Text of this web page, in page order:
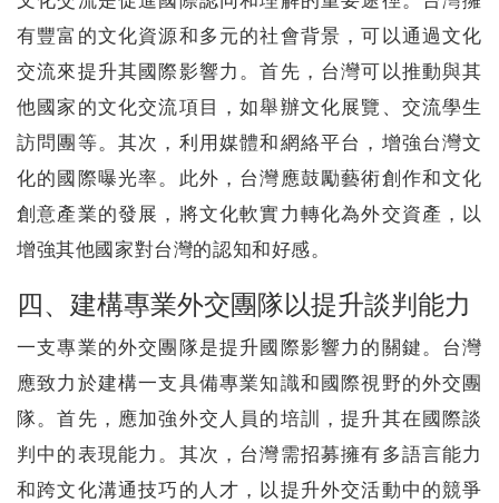
有豐富的文化資源和多元的社會背景，可以通過文化
交流來提升其國際影響力。首先，台灣可以推動與其
他國家的文化交流項目，如舉辦文化展覽、交流學生
訪問團等。其次，利用媒體和網絡平台，增強台灣文
化的國際曝光率。此外，台灣應鼓勵藝術創作和文化
創意產業的發展，將文化軟實力轉化為外交資產，以
增強其他國家對台灣的認知和好感。
四、建構專業外交團隊以提升談判能力
一支專業的外交團隊是提升國際影響力的關鍵。台灣
應致力於建構一支具備專業知識和國際視野的外交團
隊。首先，應加強外交人員的培訓，提升其在國際談
判中的表現能力。其次，台灣需招募擁有多語言能力
和跨文化溝通技巧的人才，以提升外交活動中的競爭